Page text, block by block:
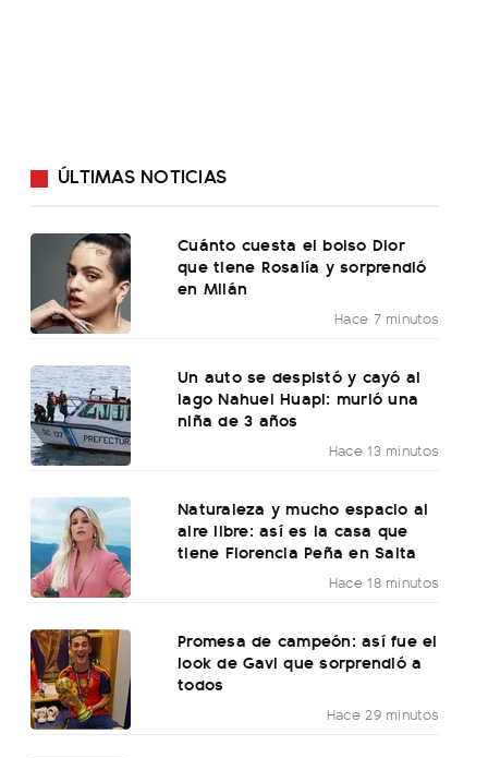
ÚLTIMAS NOTICIAS
Cuánto cuesta el bolso Dior
que tiene Rosalía y sorprendió
en Milán
Hace 7 minutos
Un auto se despistó y cayó al
lago Nahuel Huapi: murió una
niña de 3 años
Hace 13 minutos
Naturaleza y mucho espacio al
aire libre: así es la casa que
tiene Florencia Peña en Salta
Hace 18 minutos
Promesa de campeón: así fue el
look de Gavi que sorprendió a
todos
Hace 29 minutos